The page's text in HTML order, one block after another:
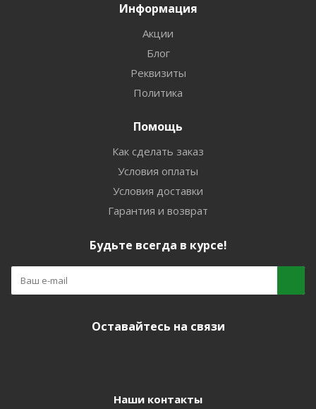
Информация
Акции
Блог
Реквизиты
Политика
Помощь
Как сделать заказ
Условия оплаты
Условия доставки
Гарантия и возврат
Будьте всегда в курсе!
Оставайтесь на связи
Наши контакты